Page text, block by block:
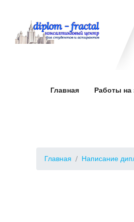
Главная Работы на
Главная Написание